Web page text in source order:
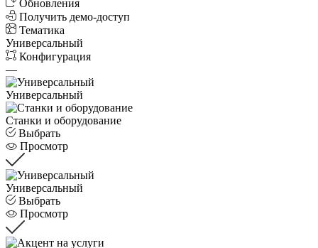
Обновления
Получить демо-доступ
Тематика
Универсальный
Конфигурация
—
Универсальный
Станки и оборудование
Выбрать
Просмотр
Универсальный
Выбрать
Просмотр